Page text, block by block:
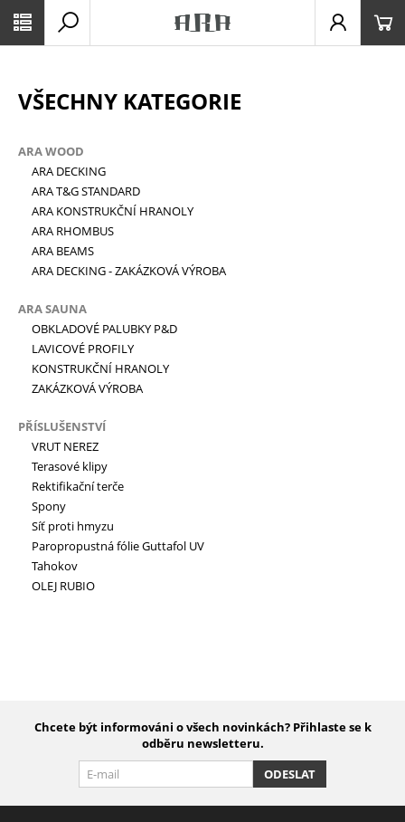
VŠECHNY KATEGORIE
ARA WOOD
ARA DECKING
ARA T&G STANDARD
ARA KONSTRUKČNÍ HRANOLY
ARA RHOMBUS
ARA BEAMS
ARA DECKING - ZAKÁZKOVÁ VÝROBA
ARA SAUNA
OBKLADOVÉ PALUBKY P&D
LAVICOVÉ PROFILY
KONSTRUKČNÍ HRANOLY
ZAKÁZKOVÁ VÝROBA
PŘÍSLUŠENSTVÍ
VRUT NEREZ
Terasové klipy
Rektifikační terče
Spony
Síť proti hmyzu
Paropropustná fólie Guttafol UV
Tahokov
OLEJ RUBIO
Chcete být informováni o všech novinkách? Přihlaste se k
odběru newsletteru.
ODESLAT